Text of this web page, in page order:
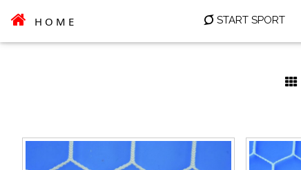
HOME START SPORT